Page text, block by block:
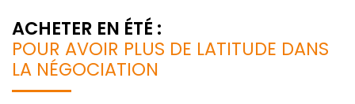
ACHETER EN ÉTÉ :
POUR AVOIR PLUS DE LATITUDE DANS
LA NÉGOCIATION